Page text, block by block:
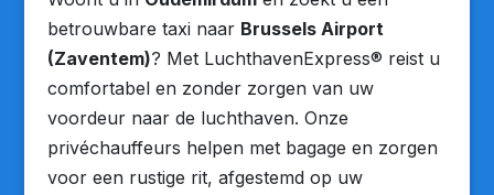
betrouwbare taxi naar Brussels Airport
(Zaventem)? Met LuchthavenExpress® reist u
comfortabel en zonder zorgen van uw
voordeur naar de luchthaven. Onze
privéchauffeurs helpen met bagage en zorgen
voor een rustige rit, afgestemd op uw